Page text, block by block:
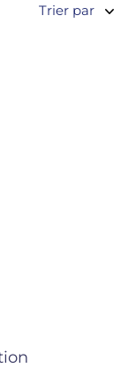
Trier par